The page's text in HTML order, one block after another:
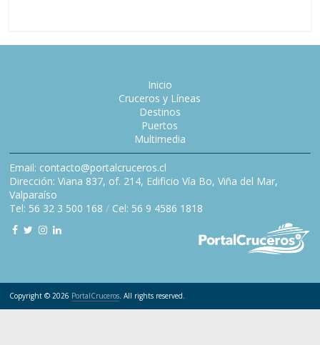
Inicio
Cruceros y Líneas
Destinos
Puertos
Multimedia
Email: contacto@portalcruceros.cl
Dirección: Viana 837, of. 214, Edificio Vía Bo, Viña del Mar,
Valparaíso
Tel: 56 32 3 500 168 / Cel: 56 9 4586 1818
Copyright © 2026 PortalCruceros. All rights reserved.